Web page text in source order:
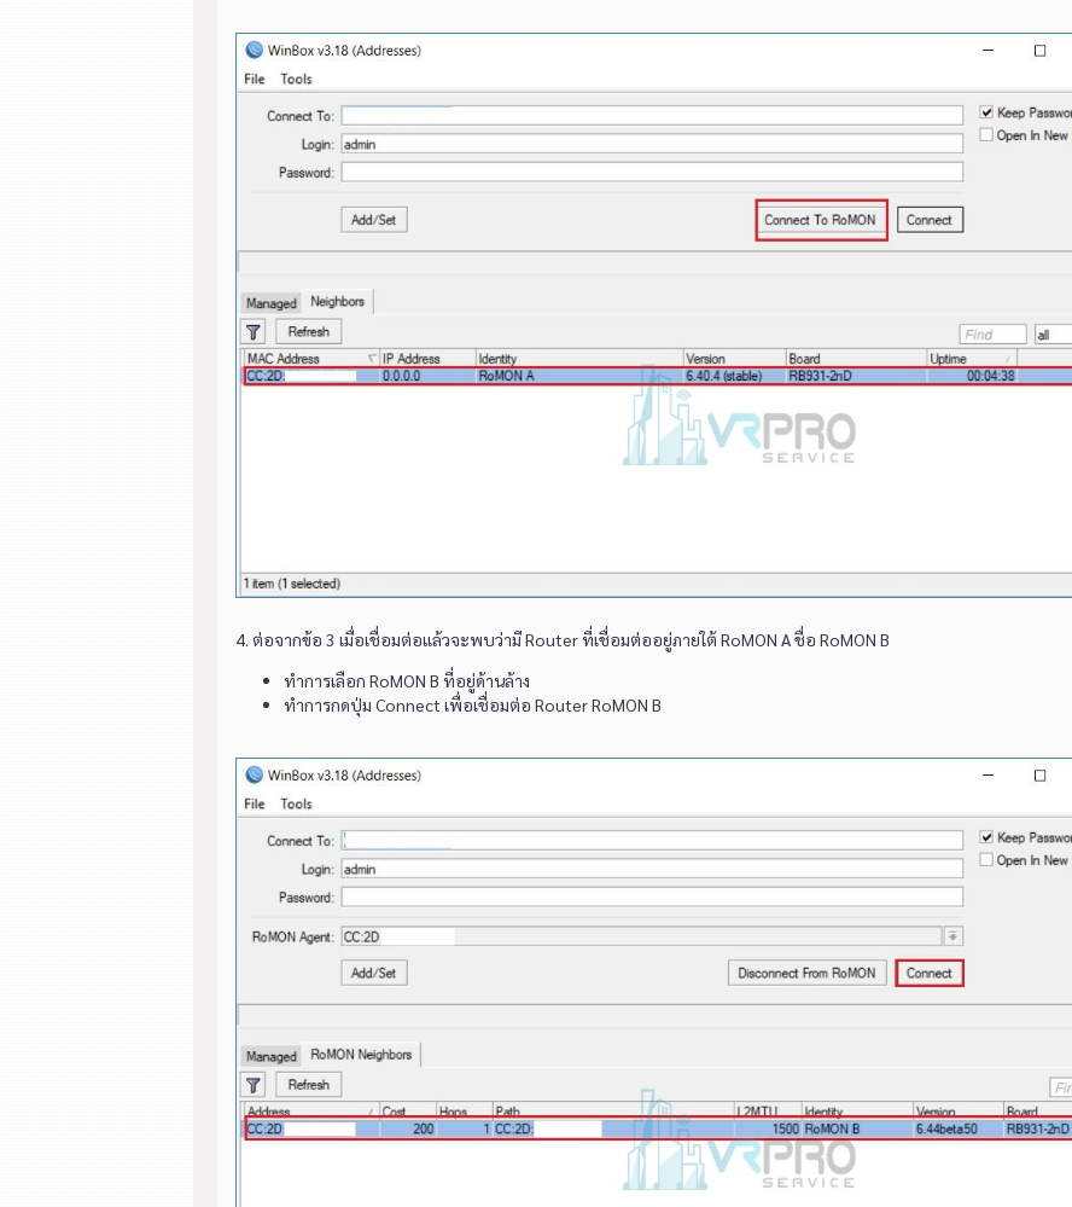
4. ต่อจากข้อ 3 เมื่อเชื่อมต่อแล้วจะพบว่ามี Router ที่เชื่อมต่ออยู่ภายใต้ RoMON A ชื่อ RoMON B
ทำการเลือก RoMON B ที่อยู่ด้านล้าง
ทำการกดปุ่ม Connect เพื่อเชื่อมต่อ Router RoMON B